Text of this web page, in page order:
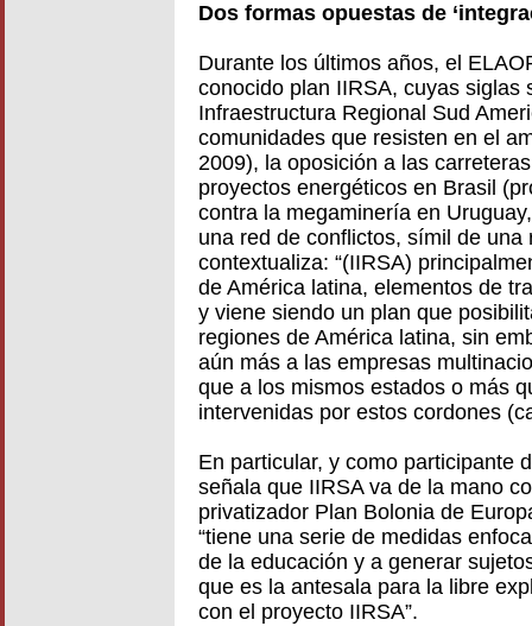
Dos formas opuestas de
Durante los últimos años, el
conocido plan IIRSA, cuyas siglas
Infraestructura Regional Sud
comunidades que resisten en el
2009), la oposición a las
proyectos energéticos en Brasil
contra la megaminería en
una red de conflictos, símil de
contextualiza: “(IIRSA)
de América latina, elementos de
y viene siendo un plan que
regiones de América latina, sin
aún más a las empresas
que a los mismos estados o más
intervenidas por estos cordones
En particular, y como participante
señala que IIRSA va de la mano
privatizador Plan Bolonia de
“tiene una serie de medidas
de la educación y a generar
que es la antesala para la libre
con el proyecto IIRSA”.